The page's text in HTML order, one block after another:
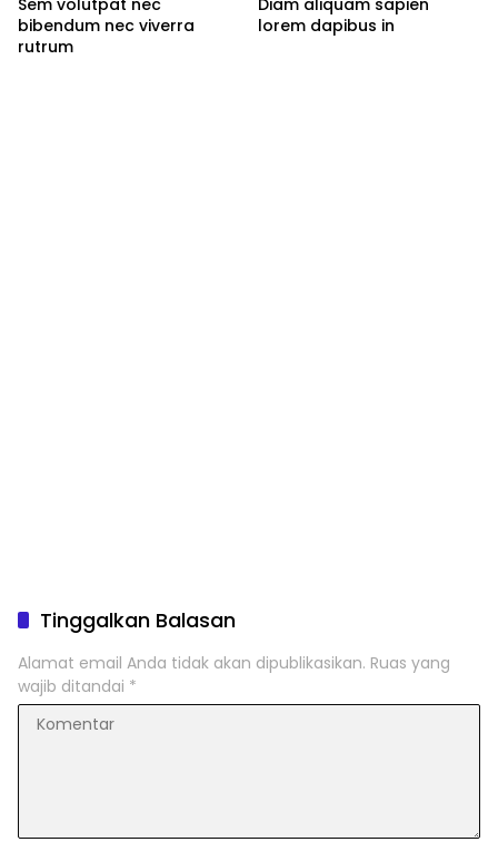
bibendum nec viverra
rutrum
lorem dapibus in
Tinggalkan Balasan
Alamat email Anda tidak akan dipublikasikan. Ruas yang
wajib ditandai *